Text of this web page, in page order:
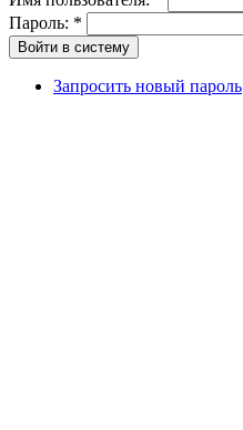
Пароль: *
Запросить новый пароль